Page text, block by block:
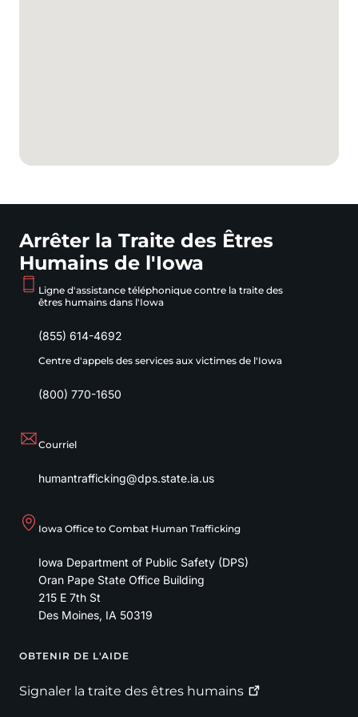
Arrêter la Traite des Êtres
Humains de l'Iowa
Ligne d'assistance téléphonique contre la traite des
êtres humains dans l'Iowa
(855) 614-4692
Centre d'appels des services aux victimes de l'Iowa
(800) 770-1650
Courriel
humantrafficking@dps.state.ia.us
Iowa Office to Combat Human Trafficking
Iowa Department of Public Safety (DPS)
Oran Pape State Office Building
215 E 7th St
Des Moines, IA 50319
Footer
OBTENIR DE L'AIDE
Signaler la traite des êtres humains